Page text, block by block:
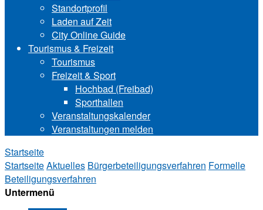
Standortprofil
Laden auf Zeit
City Online Guide
Tourismus & Freizeit
Tourismus
Freizeit & Sport
Hochbad (Freibad)
Sporthallen
Veranstaltungskalender
Veranstaltungen melden
Startseite
StartseiteAktuelles Bürgerbeteiligungsverfahren Formelle
Beteiligungsverfahren
Untermenü